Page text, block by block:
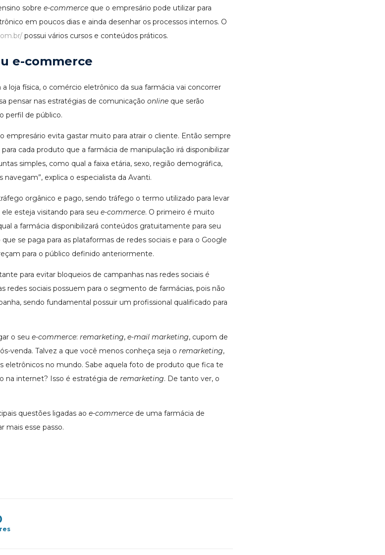
sobre e-commerce que o empresário pode utilizar para
em poucos dias e ainda desenhar os processos internos. O
possui vários cursos e conteúdos práticos.
e-commerce
loja física, o comércio eletrônico da sua farmácia vai concorrer
pensar nas estratégias de comunicação online que serão
perfil de público.
empresário evita gastar muito para atrair o cliente. Então sempre
cada produto que a farmácia de manipulação irá disponibilizar
simples, como qual a faixa etária, sexo, região demográfica,
navegam”, explica o especialista da Avanti.
orgânico e pago, sendo tráfego o termo utilizado para levar
ele esteja visitando para seu e-commerce. O primeiro é muito
a farmácia disponibilizará conteúdos gratuitamente para seu
se paga para as plataformas de redes sociais e para o Google
para o público definido anteriormente.
para evitar bloqueios de campanhas nas redes sociais é
redes sociais possuem para o segmento de farmácias, pois não
sendo fundamental possuir um profissional qualificado para
o seu e-commerce: remarketing, e-mail marketing, cupom de
venda. Talvez a que você menos conheça seja o remarketing,
eletrônicos no mundo. Sabe aquela foto de produto que fica te
na internet? Isso é estratégia de remarketing. De tanto ver, o
questões ligadas ao e-commerce de uma farmácia de
mais esse passo.